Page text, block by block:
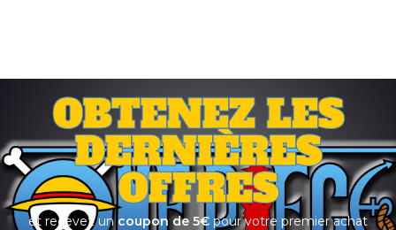
OBTENEZ LES
DERNIÈRES
OFFRES
et recevez un coupon de 5€ pour votre premier achat